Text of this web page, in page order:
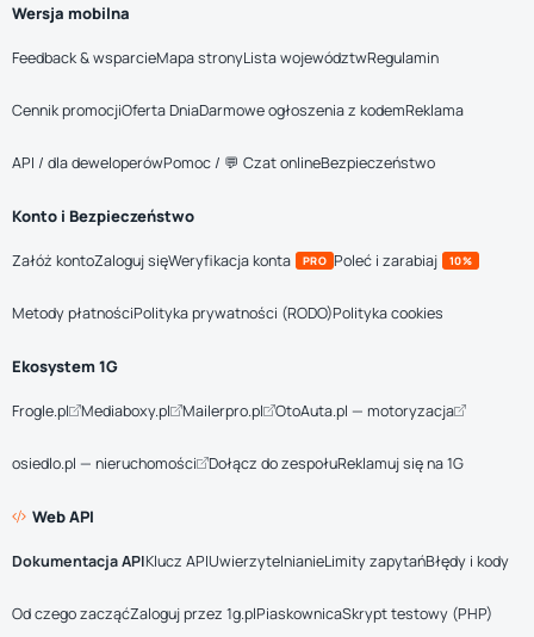
Wersja mobilna
Feedback & wsparcieMapa stronyLista województwRegulamin
Cennik promocjiOferta DniaDarmowe ogłoszenia z kodemReklama
API / dla deweloperówPomoc / 💬 Czat onlineBezpieczeństwo
Konto i Bezpieczeństwo
Załóż kontoZaloguj sięWeryfikacja konta PRO Poleć i zarabiaj 10%
Metody płatnościPolityka prywatności (RODO)Polityka cookies
Ekosystem 1G
Frogle.pl Mediaboxy.pl Mailerpro.pl OtoAuta.pl — motoryzacja
osiedlo.pl — nieruchomości Dołącz do zespołuReklamuj się na 1G
Web API
Dokumentacja APIKlucz APIUwierzytelnianieLimity zapytańBłędy i kody
Od czego zacząćZaloguj przez 1g.plPiaskownicaSkrypt testowy (PHP)